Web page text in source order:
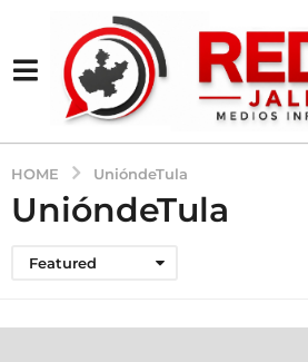
HOME UnióndeTula
UnióndeTula
Featured